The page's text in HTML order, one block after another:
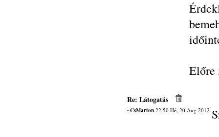
Előre
Re: Látogatás
~CsMarton 22:50 Hé, 20 Aug 2012